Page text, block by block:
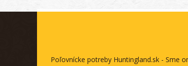
Poľovnícke potreby Huntingland.sk - Sme